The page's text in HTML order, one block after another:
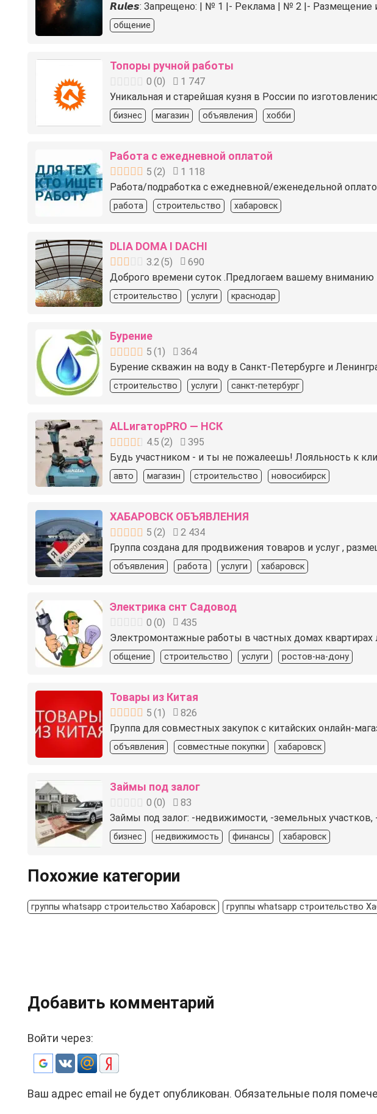
𝙍𝙪𝙡𝙚𝙨: Запрещено: | № 1 |- Реклама | № 2 |-
общение
Топоры ручной работы
0 (0)
1 747
Уникальная и старейшая кузня в России по
бизнес магазин объявления хобби
Работа с ежедневной оплатой
5 (2)
1 118
Работа/подработка с ежедневной/еженедельной
работа строительство хабаровск
DLIA DOMA I DACHI
3.2 (5)
690
Доброго времени суток .Предлогаем вашему
строительство услуги краснодар
Бурение
5 (1 )
364
Бурение скважин на воду в Санкт-Петербурге и
строительство услуги санкт-петербург
ALLигаторPRO — НСК
4.5 (2)
395
Будь участником - и ты не пожалеешь! Лояльность к
авто магазин строительство новосибирск
ХАБАРОВСК ОБЪЯВЛЕНИЯ
5 (2)
2 434
Группа создана для продвижения товаров и услуг ,
объявления работа услуги хабаровск
Электрика снт Садовод
0 (0)
435
Электромонтажные работы в частных домах
общение строительство услуги ростов-на-дону
Товары из Китая
5 (1)
826
Группа для совместных закупок с китайских онлайн-
объявления совместные покупки хабаровск
Займы под залог
0 (0)
83
Займы под залог: -недвижимости, -земельных участков,
бизнес недвижимость финансы хабаровск
Похожие категории
группы whatsapp строительство Хабаровск группы whatsapp строительство
Добавить комментарий
Войти через:
Ваш адрес email не будет опубликован. Обязательные поля